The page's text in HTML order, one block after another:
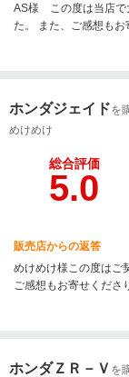
AS様 この度は当店で
た。 また、ご感想も
満足して頂ける様に、
ホンダジェイドを
めけめけ
総合評価
5.0
販売店からの返答
めけめけ様この度はご
ご感想もお寄せくださ
ビスに関しても誠意を
ホンダＺＲ－Ｖ を